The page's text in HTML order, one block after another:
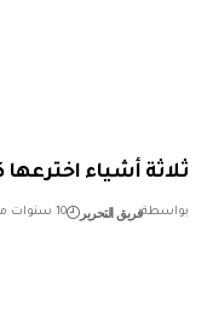
أشياء اخترعها
فريق التحرير 10 سنوات مضت